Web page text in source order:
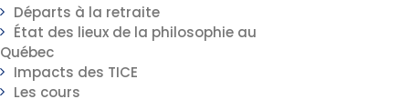
Départs à la retraite
État des lieux de la philosophie au
Québec
Impacts des TICE
Les cours